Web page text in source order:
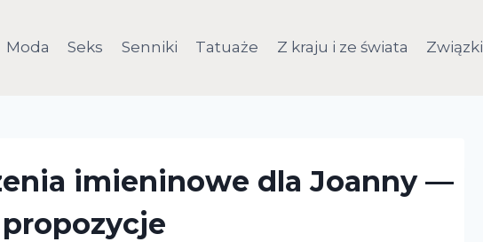
Moda Seks Senniki Tatuaże Z kraju i ze świata Związki
imieninowe dla Joanny —